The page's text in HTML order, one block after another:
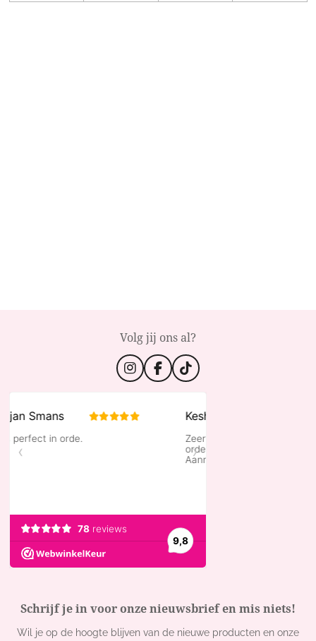
Volg jij ons al?
I
n
t
a
F
a
T
i
T
o
k
Schrijf je in voor onze nieuwsbrief en mis niets!
Wil je op de hoogte blijven van de nieuwe producten en onze